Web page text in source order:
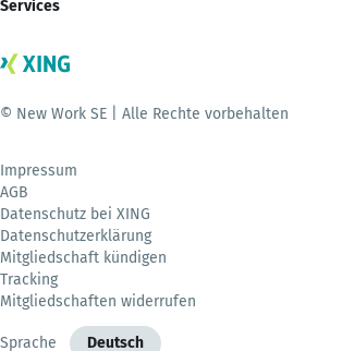
Services
© New Work SE | Alle Rechte vorbehalten
Impressum
AGB
Datenschutz bei XING
Datenschutzerklärung
Mitgliedschaft kündigen
Tracking
Mitgliedschaften widerrufen
Sprache Deutsch